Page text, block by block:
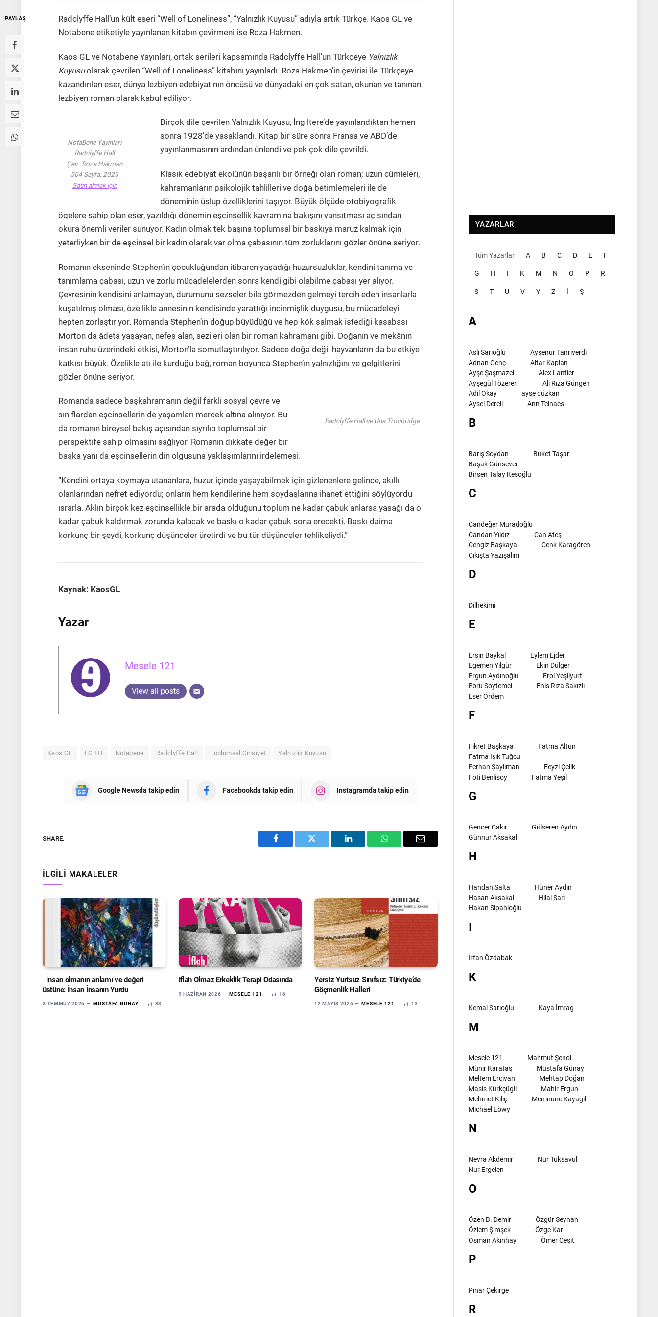
PAYLAŞ
Radclyffe Hall’un kült eseri “Well of Loneliness”, “Yalnızlık Kuyusu” adıyla artık Türkçe. Kaos GL ve
Notabene etiketiyle yayınlanan kitabın çevirmeni ise Roza Hakmen.
Kaos GL ve Notabene Yayınları, ortak serileri kapsamında Radclyffe Hall’un Türkçeye Yalnızlık
Kuyusuolarak çevrilen “Well of Loneliness” kitabını yayınladı. Roza Hakmen’in çevirisi ile Türkçeye
kazandırılan eser, dünya lezbiyen edebiyatının öncüsü ve dünyadaki en çok satan, okunan ve tanınan
lezbiyen roman olarak kabul ediliyor.
NotaBene Yayınları
Radclyffe Hall
Çev.: Roza Hakmen
504 Sayfa, 2023
Satın almak için
Birçok dile çevrilen Yalnızlık Kuyusu, İngiltere’de yayınlandıktan hemen
sonra 1928’de yasaklandı. Kitap bir süre sonra Fransa ve ABD’de
yayınlanmasının ardından ünlendi ve pek çok dile çevrildi.
Klasik edebiyat ekolünün başarılı bir örneği olan roman; uzun cümleleri,
kahramanların psikolojik tahlilleri ve doğa betimlemeleri ile de
döneminin üslup özelliklerini taşıyor. Büyük ölçüde otobiyografik
ögelere sahip olan eser, yazıldığı dönemin eşcinsellik kavramına bakışını yansıtması açısından
okura önemli veriler sunuyor. Kadın olmak tek başına toplumsal bir baskıya maruz kalmak için
yeterliyken bir de eşcinsel bir kadın olarak var olma çabasının tüm zorluklarını gözler önüne seriyor.
Romanın ekseninde Stephen’ın çocukluğundan itibaren yaşadığı huzursuzluklar, kendini tanıma ve
tanımlama çabası, uzun ve zorlu mücadelelerden sonra kendi gibi olabilme çabası yer alıyor.
Çevresinin kendisini anlamayan, durumunu sezseler bile görmezden gelmeyi tercih eden insanlarla
kuşatılmış olması, özellikle annesinin kendisinde yarattığı incinmişlik duygusu, bu mücadeleyi
hepten zorlaştırıyor. Romanda Stephen’ın doğup büyüdüğü ve hep kök salmak istediği kasabası
Morton da âdeta yaşayan, nefes alan, sezileri olan bir roman kahramanı gibi. Doğanın ve mekânın
insan ruhu üzerindeki etkisi, Morton’la somutlaştırılıyor. Sadece doğa değil hayvanların da bu etkiye
katkısı büyük. Özelikle atı ile kurduğu bağ, roman boyunca Stephen’ın yalnızlığını ve gelgitlerini
gözler önüne seriyor.
Radclyffe Hall ve Una Troubridge
Romanda sadece başkahramanın değil farklı sosyal çevre ve
sınıflardan eşcinsellerin de yaşamları mercek altına alınıyor. Bu
da romanın bireysel bakış açısından sıyrılıp toplumsal bir
perspektife sahip olmasını sağlıyor. Romanın dikkate değer bir
başka yanı da eşcinsellerin din olgusuna yaklaşımlarını irdelemesi.
“Kendini ortaya koymaya utananlara, huzur içinde yaşayabilmek için gizlenenlere gelince, akıllı
olanlarından nefret ediyordu; onların hem kendilerine hem soydaşlarına ihanet ettiğini söylüyordu
ısrarla. Aklın birçok kez eşcinsellikle bir arada olduğunu toplum ne kadar çabuk anlarsa yasağı da o
kadar çabuk kaldırmak zorunda kalacak ve baskı o kadar çabuk sona erecekti. Baskı daima
korkunç bir şeydi, korkunç düşünceler üretirdi ve bu tür düşünceler tehlikeliydi.”
Kaynak: KaosGL
Yazar
Mesele 121
View all posts
Kaos GL LGBTİ Notabene Radclyffe Hall Toplumsal Cinsiyet Yalnızlık Kuyusu
Google Newsda takip edin Facebookda takip edin Instagramda takip edin
SHARE.
Facebook Twitter LinkedIn WhatsAppEmail
İLGILI MAKALELER
İnsan olmanın anlamı ve değeri
üstüne: İnsan İnsanın Yurdu
3 TEMMUZ 2026 MUSTAFA GÜNAY 83
İflah Olmaz Erkeklik Terapi Odasında
9 HAZIRAN 2026 MESELE 121 16
Yersiz Yurtsuz Sınıfsız: Türkiye’de
Göçmenlik Halleri
12 MAYIS 2026 MESELE 121 13
YAZARLAR
Tüm Yazarlar A B C D E F
G H I K M N O P R
S T U V Y Z İ Ş
A
Aslı Sarıoğlu
Ayşenur Tanrıverdi
Adnan Genç
Altar Kaplan
Ayşe Şaşmazel
Alex Lantier
Ayşegül Tözeren
Ali Rıza Güngen
Adil Okay
ayşe düzkan
Aysel Dereli
Ann Telnaes
B
Barış Soydan
Buket Taşar
Başak Günsever
Birsen Talay Keşoğlu
C
Candeğer Muradoğlu
Candan Yıldız
Can Ateş
Cengiz Başkaya
Cenk Karagören
Çıkışta Yazışalım
D
Dilhekimi
E
Ersin Baykal
Eylem Ejder
Egemen Yılgür
Ekin Dülger
Ergun Aydınoğlu
Erol Yeşilyurt
Ebru Soytemel
Enis Rıza Sakızlı
Eser Ördem
F
Fikret Başkaya
Fatma Altun
Fatma Işık Tuğcu
Ferhan Şaylıman
Feyzi Çelik
Foti Benlisoy
Fatma Yeşil
G
Gencer Çakır
Gülseren Aydın
Günnur Aksakal
H
Handan Salta
Hüner Aydın
Hasan Aksakal
Hilal Sarı
Hakan Sipahioğlu
I
Irfan Özdabak
K
Kemal Sarıoğlu Kaya İmrag
M
Mesele 121
Mahmut Şenol
Münir Karataş
Mustafa Günay
Meltem Ercivan
Mehtap Doğan
Masis Kürkçügil
Mahir Ergun
Mehmet Kılıç
Memnune Kayagil
Michael Löwy
N
Nevra Akdemir
Nur Tuksavul
Nur Ergelen
O
Özen B. Demir
Özgür Seyhan
Özlem Şimşek
Özge Kar
Osman Akınhay
Ömer Çeşit
P
Pınar Çekirge
R